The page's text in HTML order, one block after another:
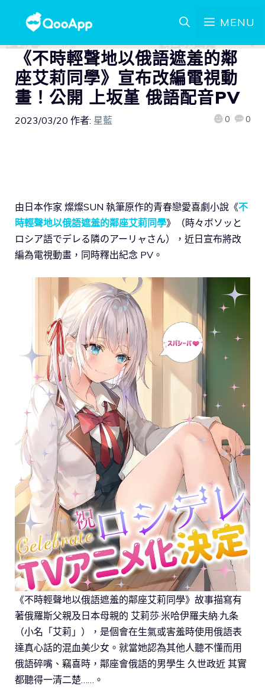
MENU
《不時輕聲地以俄語遮羞的鄰
座艾莉同學》宣布改編電視動
畫！公開 上坂堇 俄語配音PV
2023/03/20 作者: 星藍 0 0
由日本作家 燦燦SUN 執筆原作的青春戀愛喜劇小說《不
時輕聲地以俄語遮羞的鄰座艾莉同學》（時々ボソッと
ロシア語でデレる隣のアーリャさん），近日宣布將改
編為電視動畫，同時釋出紀念 PV。
《不時輕聲地以俄語遮羞的鄰座艾莉同學》故事描寫有
著俄羅斯父親及日本母親的 艾莉莎·米哈伊羅夫納·九条
（小名「艾莉」），是個會在生氣或害羞時使用俄語表
達真心話的混血美少女。就當她認為其他人聽不懂而用
俄語碎嘴、竊喜時，鄰座會俄語的男學生 久世政近 其實
都聽得一清二楚……。